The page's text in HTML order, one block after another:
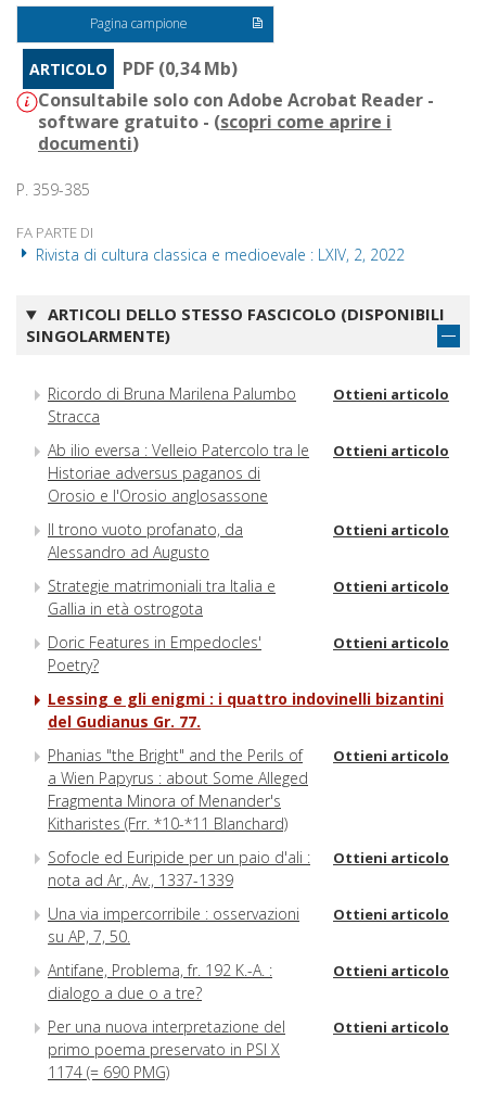
Pagina campione
ARTICOLO
PDF (0,34 Mb)
Consultabile solo con Adobe Acrobat Reader -
software gratuito - (scopri come aprire i
documenti)
P. 359-385
FA PARTE DI
Rivista di cultura classica e medioevale : LXIV, 2, 2022
ARTICOLI DELLO STESSO FASCICOLO (DISPONIBILI
SINGOLARMENTE)
Ricordo di Bruna Marilena Palumbo
Stracca
Ottieni articolo
Ab ilio eversa : Velleio Patercolo tra le
Historiae adversus paganos di
Orosio e l'Orosio anglosassone
Ottieni articolo
Il trono vuoto profanato, da
Alessandro ad Augusto
Ottieni articolo
Strategie matrimoniali tra Italia e
Gallia in età ostrogota
Ottieni articolo
Doric Features in Empedocles'
Poetry?
Ottieni articolo
Lessing e gli enigmi : i quattro indovinelli bizantini
del Gudianus Gr. 77.
Phanias "the Bright" and the Perils of
a Wien Papyrus : about Some Alleged
Fragmenta Minora of Menander's
Kitharistes (Frr. *10-*11 Blanchard)
Ottieni articolo
Sofocle ed Euripide per un paio d'ali :
nota ad Ar., Av., 1337-1339
Ottieni articolo
Una via impercorribile : osservazioni
su AP, 7, 50.
Ottieni articolo
Antifane, Problema, fr. 192 K.-A. :
dialogo a due o a tre?
Ottieni articolo
Per una nuova interpretazione del
primo poema preservato in PSI X
1174 (= 690 PMG)
Ottieni articolo